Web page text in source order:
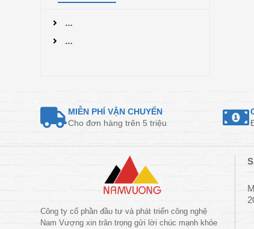
…
…
MIỄN PHÍ VẬN CHUYỂN
Cho đơn hàng trên 5 triệu
Công ty cổ phần đầu tư và phát triển công nghệ
Nam Vượng xin trân trọng gửi lời chúc mạnh khỏe